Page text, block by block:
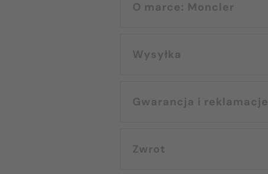
O marce: Moncler
Wysyłka
Gwarancja i reklamacje
Zwrot